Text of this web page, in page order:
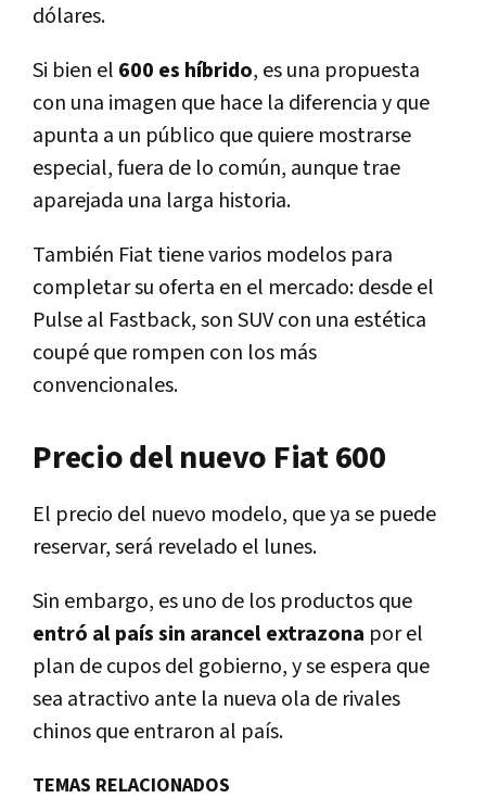
dólares.
Si bien el 600 es híbrido, es una propuesta
con una imagen que hace la diferencia y que
apunta a un público que quiere mostrarse
especial, fuera de lo común, aunque trae
aparejada una larga historia.
También Fiat tiene varios modelos para
completar su oferta en el mercado: desde el
Pulse al Fastback, son SUV con una estética
coupé que rompen con los más
convencionales.
Precio del nuevo Fiat 600
El precio del nuevo modelo, que ya se puede
reservar, será revelado el lunes.
Sin embargo, es uno de los productos que
entró al país sin arancel extrazona por el
plan de cupos del gobierno, y se espera que
sea atractivo ante la nueva ola de rivales
chinos que entraron al país.
TEMAS RELACIONADOS